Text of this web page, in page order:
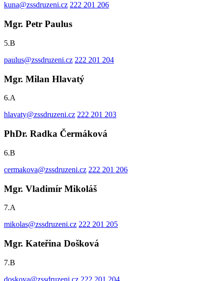
kuna@zssdruzeni.cz 222 201 206
Mgr. Petr Paulus
5.B
paulus@zssdruzeni.cz 222 201 204
Mgr. Milan Hlavatý
6.A
hlavaty@zssdruzeni.cz 222 201 203
PhDr. Radka Čermáková
6.B
cermakova@zssdruzeni.cz 222 201 206
Mgr. Vladimír Mikoláš
7.A
mikolas@zssdruzeni.cz 222 201 205
Mgr. Kateřina Došková
7.B
doskova@zssdruzeni.cz 222 201 204